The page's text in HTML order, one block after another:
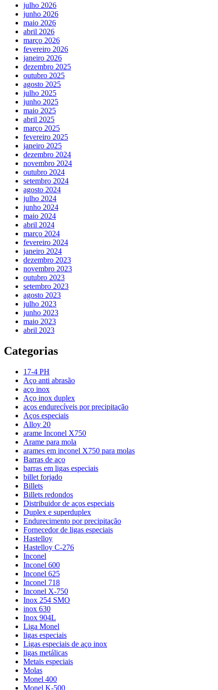
julho 2026
junho 2026
maio 2026
abril 2026
março 2026
fevereiro 2026
janeiro 2026
dezembro 2025
outubro 2025
agosto 2025
julho 2025
junho 2025
maio 2025
abril 2025
março 2025
fevereiro 2025
janeiro 2025
dezembro 2024
novembro 2024
outubro 2024
setembro 2024
agosto 2024
julho 2024
junho 2024
maio 2024
abril 2024
março 2024
fevereiro 2024
janeiro 2024
dezembro 2023
novembro 2023
outubro 2023
setembro 2023
agosto 2023
julho 2023
junho 2023
maio 2023
abril 2023
Categorias
17-4 PH
Aço anti abrasão
aço inox
Aço inox duplex
aços endurecíveis por precipitação
Aços especiais
Alloy 20
arame Inconel X750
Arame para mola
arames em inconel X750 para molas
Barras de aço
barras em ligas especiais
billet forjado
Billets
Billets redondos
Distribuidor de aços especiais
Duplex e superduplex
Endurecimento por precipitação
Fornecedor de ligas especiais
Hastelloy
Hastelloy C-276
Inconel
Inconel 600
Inconel 625
Inconel 718
Inconel X-750
Inox 254 SMO
inox 630
Inox 904L
Liga Monel
ligas especiais
Ligas especiais de aço inox
ligas metálicas
Metais especiais
Molas
Monel 400
Monel K-500